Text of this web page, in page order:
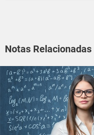
Notas Relacionadas